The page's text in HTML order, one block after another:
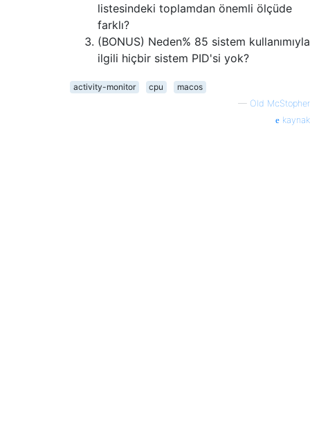
listesindeki toplamdan önemli ölçüde
farklı?
(BONUS) Neden% 85 sistem kullanımıyla
ilgili hiçbir sistem PID'si yok?
activity-monitor cpu
macos
— Old McStopher
kaynak